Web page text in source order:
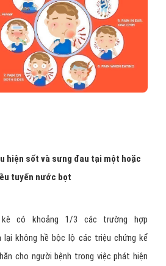
hiện sốt và sưng đau tại một hoặc
tuyến nước bọt
có khoảng 1/3 các trường hợp
lại không hề bộc lộ các triệu chứng kể
cho người bệnh trong việc phát hiện